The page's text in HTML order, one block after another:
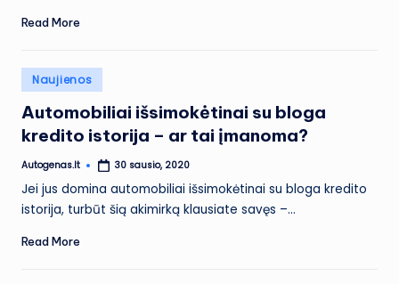
Read More
Posted
in
Naujienos
Automobiliai išsimokėtinai su bloga
kredito istorija – ar tai įmanoma?
Posted
Autogenas.lt 30 sausio, 2020
Jei jus domina automobiliai išsimokėtinai su bloga kredito
istorija, turbūt šią akimirką klausiate savęs –…
Read More